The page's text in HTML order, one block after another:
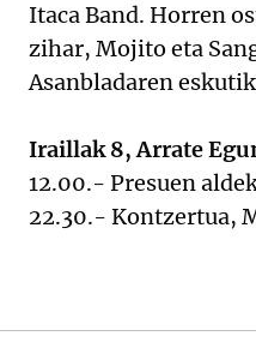
Itaca Band. Horren
zihar, Mojito eta
Asanbladaren
Iraillak 8, Arrate
12.00.- Presuen
22.30.- Kontzertua,